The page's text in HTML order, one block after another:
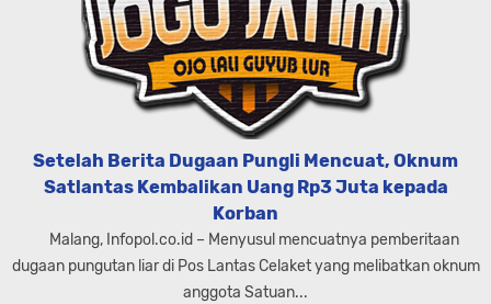
Setelah Berita Dugaan Pungli Mencuat, Oknum
Satlantas Kembalikan Uang Rp3 Juta kepada
Korban
Malang, Infopol.co.id – Menyusul mencuatnya pemberitaan
dugaan pungutan liar di Pos Lantas Celaket yang melibatkan oknum
anggota Satuan...